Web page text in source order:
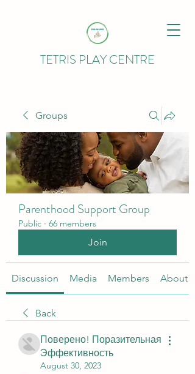
TETRIS PLAY CENTRE
Groups
Parenthood Support Group
Public · 66 members
Join
Discussion Media Members About
Back
Поверено! Поразительная
Эффективность
August 30, 2023